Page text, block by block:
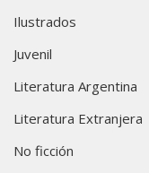
Ilustrados
Juvenil
Literatura Argentina
Literatura Extranjera
No ficción